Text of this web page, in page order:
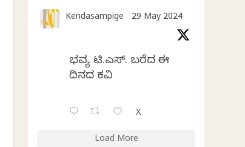
Kendasampige 29 May 2024
ಭವ್ಯ ಟಿ.ಎಸ್. ಬರೆದ ಈ
ದಿನದ ಕವಿತೆ
X
Load More